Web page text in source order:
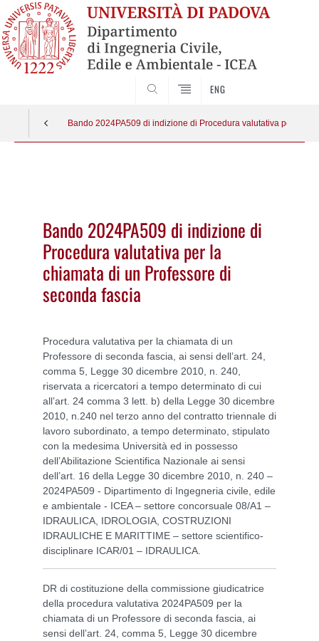
ENG
Bando 2024PA509 di indizione di Procedura valutativa per la
Bando 2024PA509 di indizione di
Procedura valutativa per la
chiamata di un Professore di
seconda fascia
Procedura valutativa per la chiamata di un
Professore di seconda fascia, ai sensi dell’art. 24,
comma 5, Legge 30 dicembre 2010, n. 240,
riservata a ricercatori a tempo determinato di cui
all’art. 24 comma 3 lett. b) della Legge 30 dicembre
2010, n.240 nel terzo anno del contratto triennale di
lavoro subordinato, a tempo determinato, stipulato
con la medesima Università ed in possesso
dell’Abilitazione Scientifica Nazionale ai sensi
dell’art. 16 della Legge 30 dicembre 2010, n. 240 –
2024PA509 - Dipartimento di Ingegneria civile, edile
e ambientale - ICEA – settore concorsuale 08/A1 –
IDRAULICA, IDROLOGIA, COSTRUZIONI
IDRAULICHE E MARITTIME – settore scientifico-
disciplinare ICAR/01 – IDRAULICA.
DR di costituzione della commissione giudicatrice
della procedura valutativa 2024PA509 per la
chiamata di un Professore di seconda fascia, ai
sensi dell’art. 24, comma 5, Legge 30 dicembre